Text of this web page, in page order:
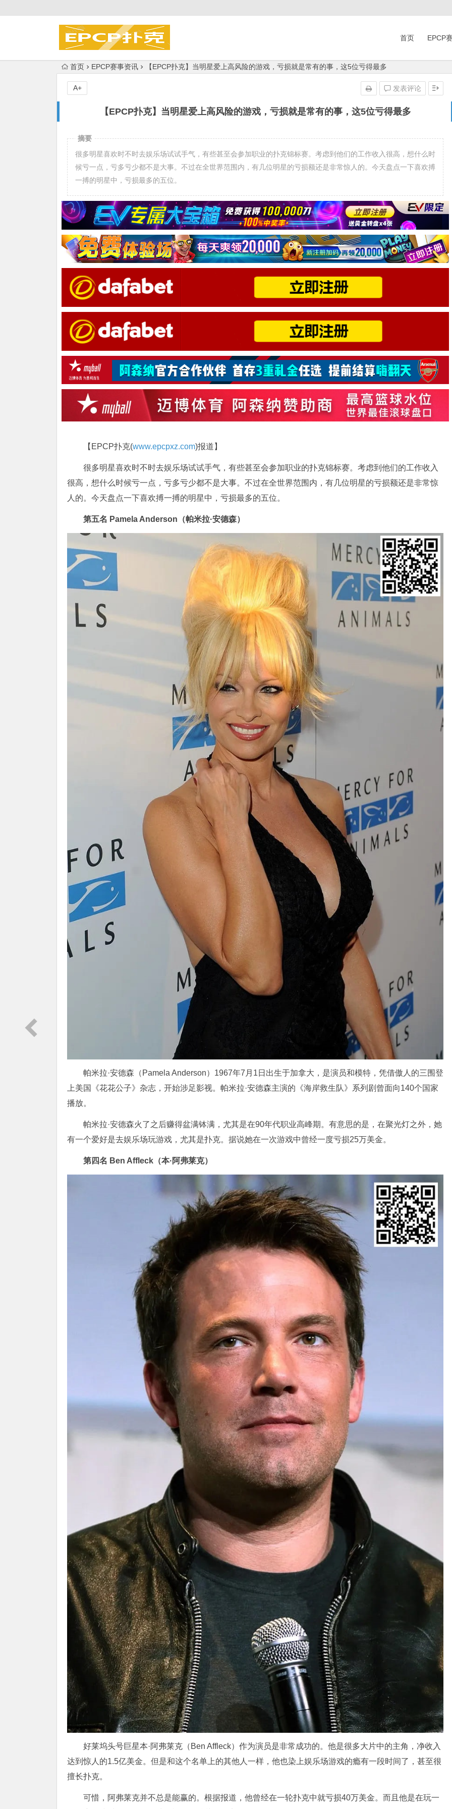
首页 EPCP
首页 EPCP赛事资讯 【EPCP扑克】当明星爱上高风险的游戏，亏损就是常有的事，这5位亏得最多
【EPCP扑克】当明星爱上高风险的游戏，亏损就是常有的事，这5位亏得最多
发表评论
A+
摘要
很多明星喜欢时不时去娱乐场试试手气，有些甚至会参加职业的扑克锦标赛。考虑到他们的工作收入很高，想什么时
候亏一点，亏多亏少都不是大事。不过在全世界范围内，有几位明星的亏损额还是非常惊人的。今天盘点一下喜欢搏
一搏的明星中，亏损最多的五位。
【EPCP扑克(www.epcpxz.com)报道】
很多明星喜欢时不时去娱乐场试试手气，有些甚至会参加职业的扑克锦标赛。考虑到他们的工作收入
很高，想什么时候亏一点，亏多亏少都不是大事。不过在全世界范围内，有几位明星的亏损额还是非常惊
人的。今天盘点一下喜欢搏一搏的明星中，亏损最多的五位。
第五名 Pamela Anderson（帕米拉·安德森）
帕米拉·安德森（Pamela Anderson）1967年7月1日出生于加拿大，是演员和模特，凭借傲人的三围登
上美国《花花公子》杂志，开始涉足影视。帕米拉·安德森主演的《海岸救生队》系列剧曾面向140个国家
播放。
帕米拉·安德森火了之后赚得盆满钵满，尤其是在90年代职业高峰期。有意思的是，在聚光灯之外，她
有一个爱好是去娱乐场玩游戏，尤其是扑克。据说她在一次游戏中曾经一度亏损25万美金。
第四名 Ben Affleck（本·阿弗莱克）
好莱坞头号巨星本·阿弗莱克（Ben Affleck）作为演员是非常成功的。他是很多大片中的主角，净收入
达到惊人的1.5亿美金。但是和这个名单上的其他人一样，他也染上娱乐场游戏的瘾有一段时间了，甚至很
擅长扑克。
可惜，阿弗莱克并不总是能赢的。根据报道，他曾经在一轮扑克中就亏损40万美金。而且他是在玩一